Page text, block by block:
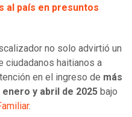
al país en presuntos
no solo advirtió un
ciudadanos haitianos a
en el ingreso de más
y abril de 2025 bajo
.